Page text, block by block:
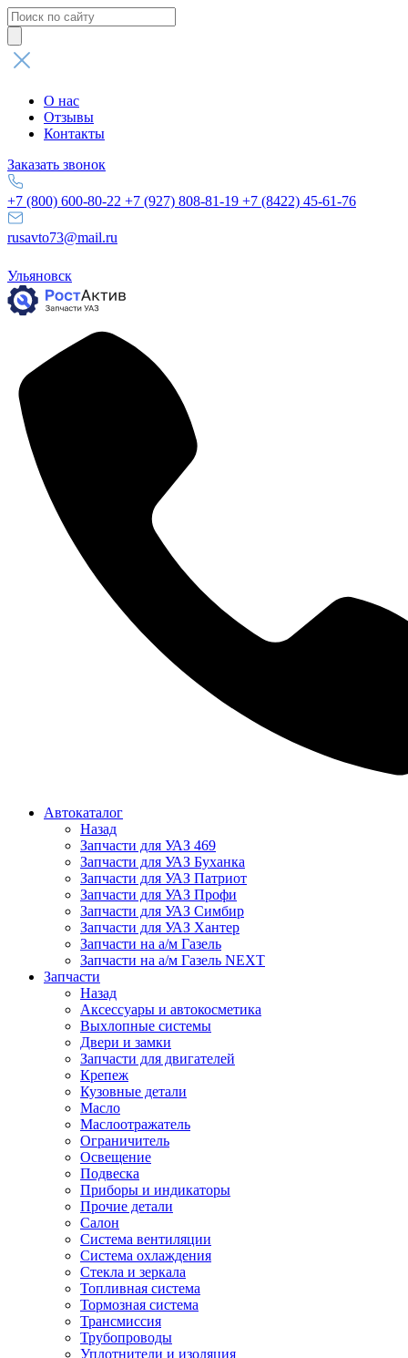
Поиск
товаров
О нас
Отзывы
Контакты
Заказать звонок
+7 (800) 600-80-22 +7 (927) 808-81-19 +7 (8422) 45-61-76
rusavto73@mail.ru
Ульяновск
Автокаталог
Назад
Запчасти для УАЗ 469
Запчасти для УАЗ Буханка
Запчасти для УАЗ Патриот
Запчасти для УАЗ Профи
Запчасти для УАЗ Симбир
Запчасти для УАЗ Хантер
Запчасти на а/м Газель
Запчасти на а/м Газель NEXT
Запчасти
Назад
Аксессуары и автокосметика
Выхлопные системы
Двери и замки
Запчасти для двигателей
Крепеж
Кузовные детали
Масло
Маслоотражатель
Ограничитель
Освещение
Подвеска
Приборы и индикаторы
Прочие детали
Салон
Система вентиляции
Система охлаждения
Стекла и зеркала
Топливная система
Тормозная система
Трансмиссия
Трубопроводы
Уплотнители и изоляция